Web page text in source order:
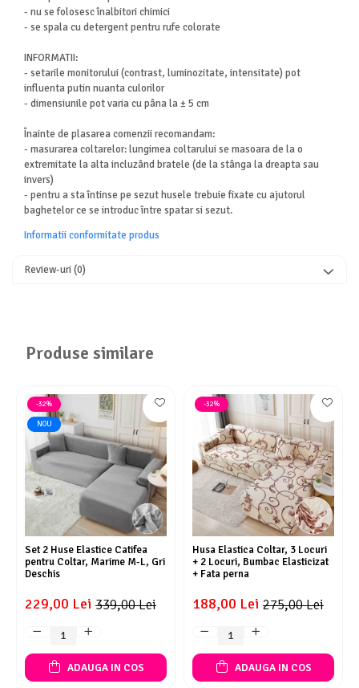
- nu se folosesc înalbitori chimici
- se spala cu detergent pentru rufe colorate
INFORMATII:
- setarile monitorului (contrast, luminozitate, intensitate) pot
influenta putin nuanta culorilor
- dimensiunile pot varia cu pâna la ± 5 cm
Înainte de plasarea comenzii recomandam:
- masurarea coltarelor: lungimea coltarului se masoara de la o
extremitate la alta incluzând bratele (de la stânga la dreapta sau
invers)
- pentru a sta întinse pe sezut husele trebuie fixate cu ajutorul
baghetelor ce se introduc între spatar si sezut.
Informatii conformitate produs
Review-uri(0)
Produse similare
-32%
NOU
Set 2 Huse Elastice Catifea
pentru Coltar, Marime M-L, Gri
Deschis
339,00 Lei
229,00 Lei
ADAUGA IN COS
-32%
Husa Elastica Coltar, 3 Locuri
+ 2 Locuri, Bumbac Elasticizat
+ Fata perna
275,00 Lei
188,00 Lei
ADAUGA IN COS